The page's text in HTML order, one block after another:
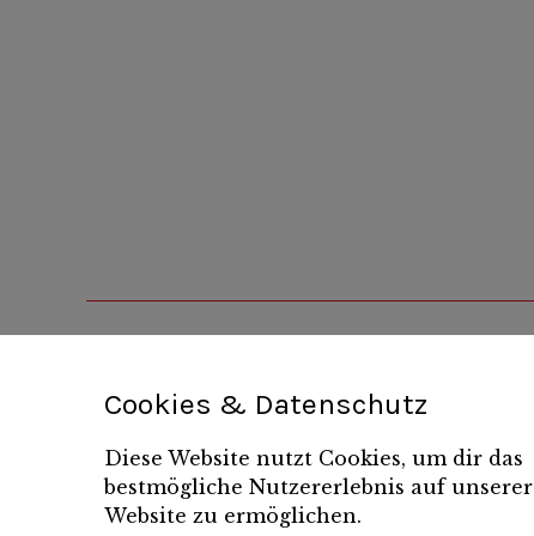
Cookies & Datenschutz
Diese Website nutzt Cookies, um dir das
bestmögliche Nutzererlebnis auf unserer
Website zu ermöglichen.